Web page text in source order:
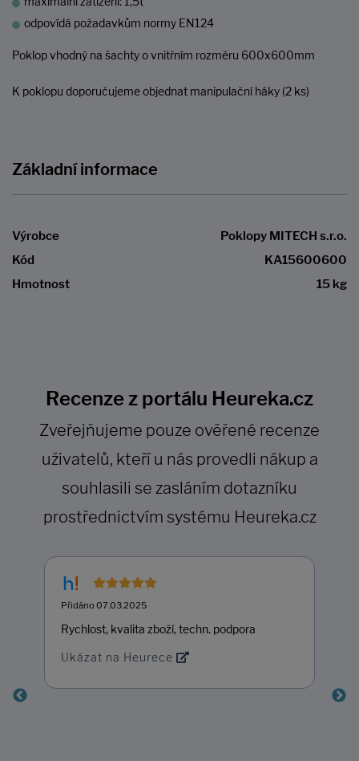
odpovídá požadavkům normy EN124
Poklop vhodný na šachty o vnitřním rozměru 600x600mm
K poklopu doporučujeme objednat manipulační háky (2 ks)
Základní informace
Výrobce
Poklopy MITECH s.r.o.
Kód
KA15600600
Hmotnost
15 kg
Recenze z portálu Heureka.cz
Zveřejňujeme pouze ověřené recenze
uživatelů, kteří u nás provedli nákup a
souhlasili se zasláním dotazníku
prostřednictvím systému Heureka.cz
Přidáno 07.03.2025
Rychlost, kvalita zboží, techn. podpora
Ukázat na Heurece